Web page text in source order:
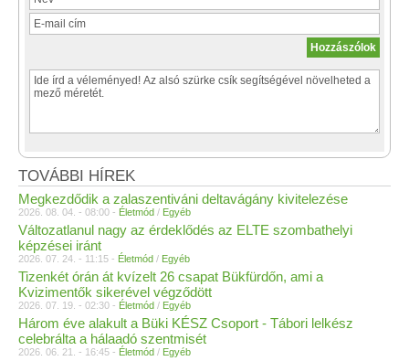
TOVÁBBI HÍREK
Megkezdődik a zalaszentiváni deltavágány kivitelezése
2026. 08. 04. - 08:00 - Életmód / Egyéb
Változatlanul nagy az érdeklődés az ELTE szombathelyi
képzései iránt
2026. 07. 24. - 11:15 - Életmód / Egyéb
Tizenkét órán át kvízelt 26 csapat Bükfürdőn, ami a
Kvizimentők sikerével végződött
2026. 07. 19. - 02:30 - Életmód / Egyéb
Három éve alakult a Büki KÉSZ Csoport - Tábori lelkész
celebrálta a hálaadó szentmisét
2026. 06. 21. - 16:45 - Életmód / Egyéb